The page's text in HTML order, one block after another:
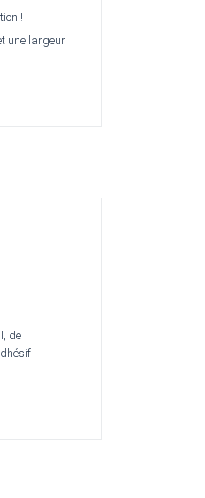
!
une largeur
de